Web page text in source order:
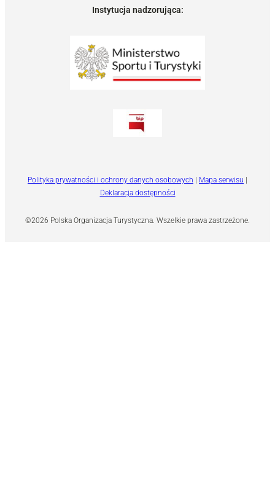
Instytucja nadzorująca:
©2026 Polska Organizacja Turystyczna. Wszelkie prawa zastrzeżone.
Polityka prywatności i ochrony danych osobowych | Mapa serwisu |
Deklaracja dostępności